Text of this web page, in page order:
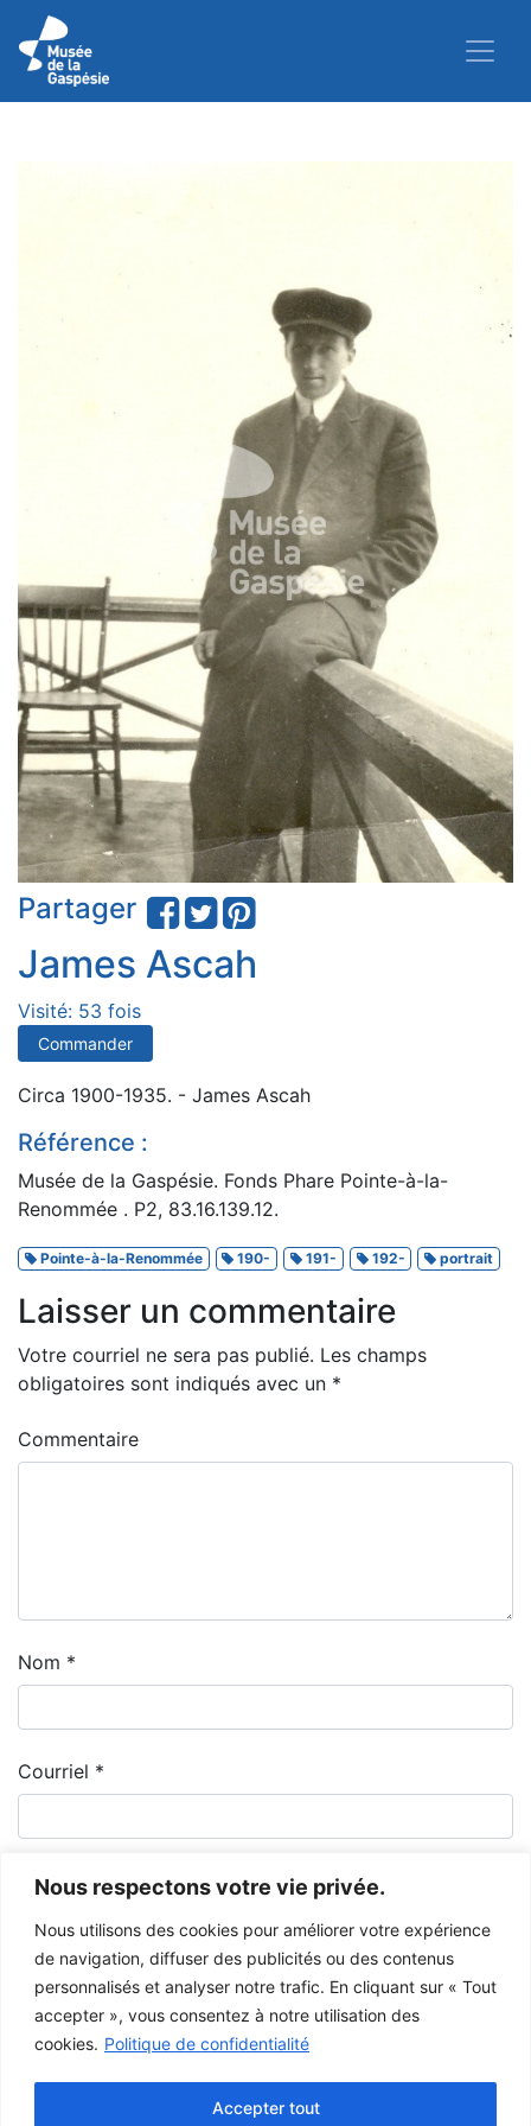
Nous respectons votre vie privée.
Nous utilisons des cookies pour améliorer votre expérience
de navigation, diffuser des publicités ou des contenus
personnalisés et analyser notre trafic. En cliquant sur « Tout
accepter », vous consentez à notre utilisation des
cookies. Politique de confidentialité
Accepter tout
Partager
James Ascah
Visité: 53 fois
Commander
Circa 1900-1935. - James Ascah
Référence :
Musée de la Gaspésie. Fonds Phare Pointe-à-la-
Renommée . P2, 83.16.139.12.
Pointe-à-la-Renommée 190- 191- 192- portrait
Laisser un commentaire
Votre courriel ne sera pas publié. Les champs
obligatoires sont indiqués avec un *
Commentaire
Nom *
Courriel *
pas modifier l’œuvre et d’inscrire la référence complète.